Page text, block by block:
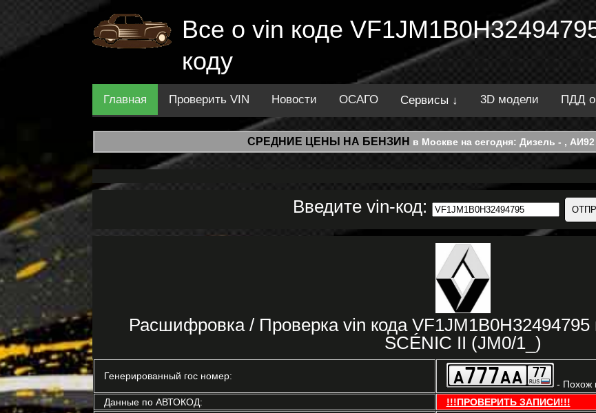
Все о vin коде
коду
Главная Проверить VIN Новости ОСАГО Сервисы ↓ 3D модели ПДД
СРЕДНИЕ ЦЕНЫ НА БЕНЗИН в Москве на сегодня: Дизель - ,
Введите vin-код:
Расшифровка / Проверка vin кода
SCÉNIC II (JM0/1_)
Генерированный гос номер:
- Похож
Данные по АВТОКОД:
!!!ПРОВЕРИТЬ ЗАПИСИ!!!